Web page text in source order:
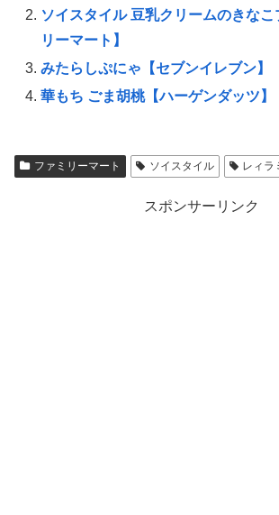
ソイスタイル 豆乳クリームのきなこ
リーマート】
みたらしぷにゃ【セブンイレブン】
華もち ごま胡桃【ハーゲンダッツ】
ファミリーマート ソイスタイル レィラ
スポンサーリンク